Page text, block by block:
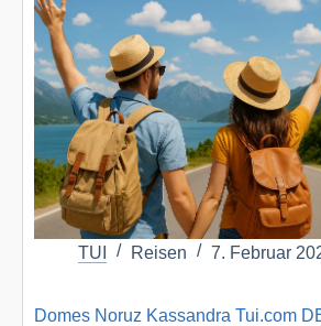
TUI Reisen 7. Februar
Domes Noruz Kassandra Tui.com